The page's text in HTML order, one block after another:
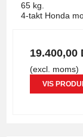
65 kg.
4-takt Honda
19.400,00
(excl. moms)
VIS